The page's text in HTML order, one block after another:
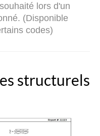
lors d'un
(Disponible
codes)
structurels